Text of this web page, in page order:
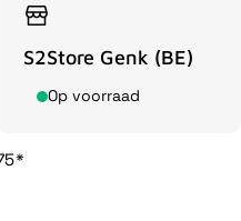
S2Store Genk (BE)
Op voorraad